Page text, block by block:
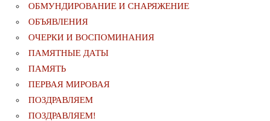
ОБМУНДИРОВАНИЕ И СНАРЯЖЕНИЕ
ОБЪЯВЛЕНИЯ
ОЧЕРКИ И ВОСПОМИНАНИЯ
ПАМЯТНЫЕ ДАТЫ
ПАМЯТЬ
ПЕРВАЯ МИРОВАЯ
ПОЗДРАВЛЯЕМ
ПОЗДРАВЛЯЕМ!